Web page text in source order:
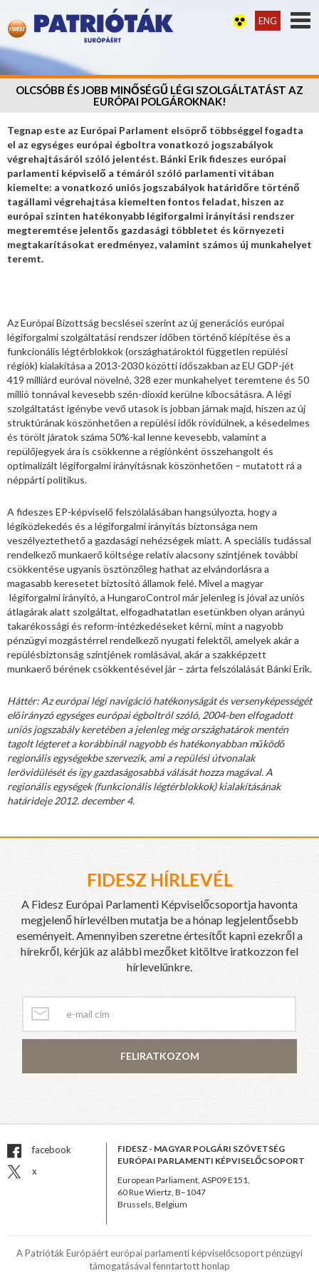
ENG
OLCSÓBB ÉS JOBB MINŐSÉGŰ LÉGI SZOLGÁLTATÁST AZ
EURÓPAI POLGÁROKNAK!
Tegnap este az Európai Parlament elsöprő többséggel fogadta
el az egységes európai égboltra vonatkozó jogszabályok
végrehajtásáról szóló jelentést. Bánki Erik fideszes európai
parlamenti képviselő a témáról szóló parlamenti vitában
kiemelte: a vonatkozó uniós jogszabályok határidőre történő
tagállami végrehajtása kiemelten fontos feladat, hiszen az
európai szinten hatékonyabb légiforgalmi irányítási rendszer
megteremtése jelentős gazdasági többletet és környezeti
megtakarításokat eredményez, valamint számos új munkahelyet
teremt.
Az Európai Bizottság becslései szerint az új generációs európai
légiforgalmi szolgáltatási rendszer időben történő kiépítése és a
funkcionális légtérblokkok (országhatároktól független repülési
régiók) kialakítása a 2013-2030 közötti időszakban az EU GDP-jét
419 milliárd euróval növelné, 328 ezer munkahelyet teremtene és 50
millió tonnával kevesebb szén-dioxid kerülne kibocsátásra. A légi
szolgáltatást igénybe vevő utasok is jobban járnak majd, hiszen az új
struktúrának köszönhetően a repülési idők rövidülnek, a késedelmes
és törölt járatok száma 50%-kal lenne kevesebb, valamint a
repülőjegyek ára is csökkenne a régiónként összehangolt és
optimalizált légiforgalmi irányításnak köszönhetően – mutatott rá a
néppárti politikus.
A fideszes EP-képviselő felszólalásában hangsúlyozta, hogy a
légiközlekedés és a légiforgalmi irányítás biztonsága nem
veszélyeztethető a gazdasági nehézségek miatt. A speciális tudással
rendelkező munkaerő költsége relatív alacsony szintjének további
csökkentése ugyanis ösztönzőleg hathat az elvándorlásra a
magasabb keresetet biztosító államok felé. Mivel a magyar
légiforgalmi irányító, a HungaroControl már jelenleg is jóval az uniós
átlagárak alatt szolgáltat, elfogadhatatlan esetünkben olyan arányú
takarékossági és reform-intézkedéseket kérni, mint a nagyobb
pénzügyi mozgástérrel rendelkező nyugati felektől, amelyek akár a
repülésbiztonság szintjének romlásával, akár a szakképzett
munkaerő bérének csökkentésével jár – zárta felszólalását Bánki Erik.
Háttér: Az európai légi navigáció hatékonyságát és versenyképességét
előirányzó egységes európai égboltról szóló, 2004-ben elfogadott
uniós jogszabály keretében a jelenleg még országhatárok mentén
tagolt légteret a korábbinál nagyobb és hatékonyabban működő
regionális egységekbe szervezik, ami a repülési útvonalak
lerövidülését és így gazdaságosabbá válását hozza magával. A
regionális egységek (funkcionális légtérblokkok) kialakításának
határideje 2012. december 4.
FIDESZ HÍRLEVÉL
A Fidesz Európai Parlamenti Képviselőcsoportja havonta
megjelenő hírlevélben mutatja be a hónap legjelentősebb
eseményeit. Amennyiben szeretne értesítőt kapni ezekről a
hírekről, kérjük az alábbi mezőket kitöltve iratkozzon fel
hírlevelünkre.
FELIRATKOZOM
facebook
x
FIDESZ - MAGYAR POLGÁRI SZÖVETSÉG
EURÓPAI PARLAMENTI KÉPVISELŐCSOPORT
European Parliament, ASP09 E151,
60 Rue Wiertz, B–1047
Brussels, Belgium
A Patrióták Európáért európai parlamenti képviselőcsoport pénzügyi
támogatásával fenntartott honlap